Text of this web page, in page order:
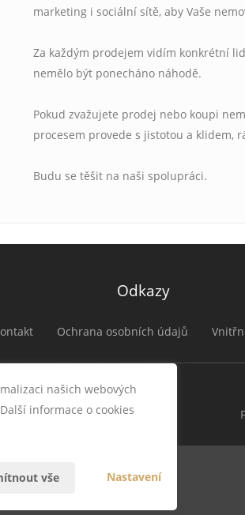
marketing i sociální sítě, aby Vaše
Za každým prodejem vidím konkrétní
nemělo být ponecháno náhodě.
Pokud zvažujete prodej nebo koupi
procesem provede s jistotou a klidem,
Budu se těšit na naši spolupráci.
Odkazy
Ochrana osobních údajů
našich webových
informace o cookies
vše Nastavení